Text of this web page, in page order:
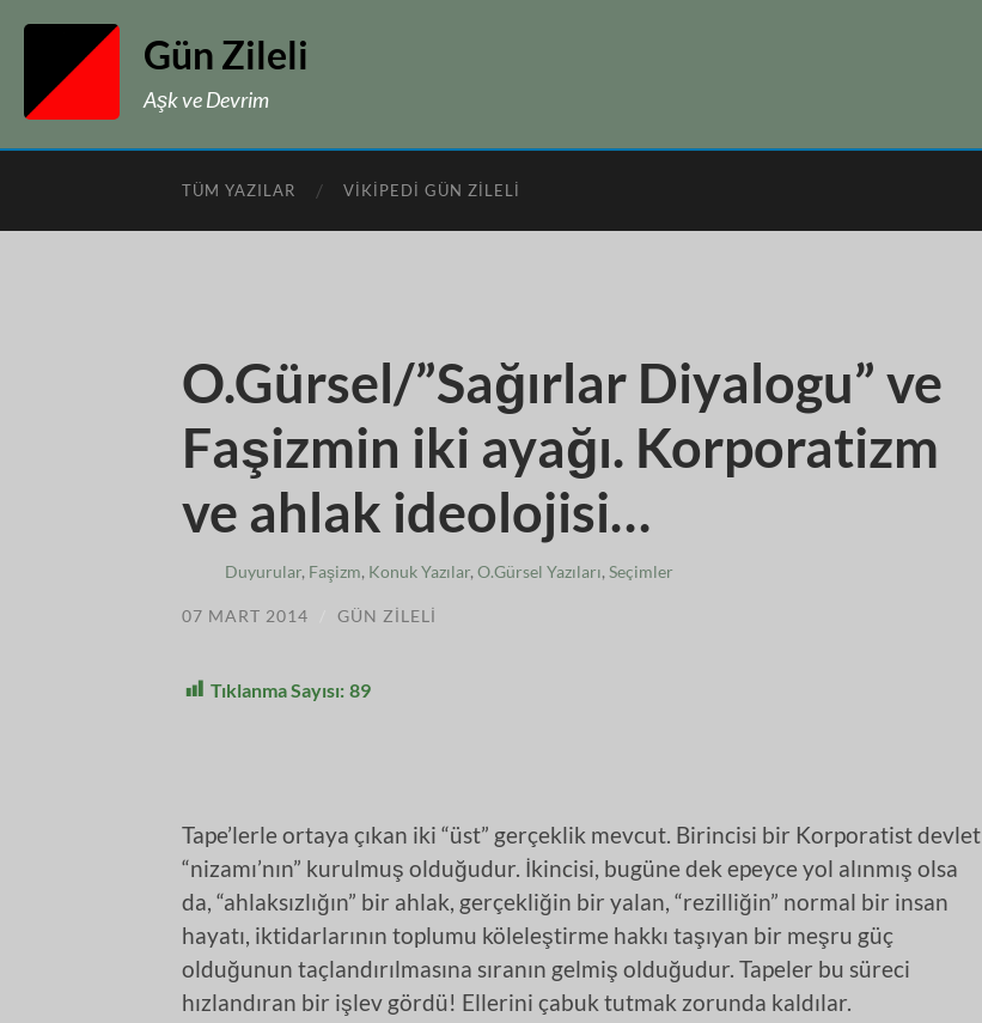
Gün Zileli
Aşk ve Devrim
TÜM YAZILAR VIKIPEDI GÜN ZILELI
O.Gürsel/”Sağırlar Diyalogu” ve
Faşizmin iki ayağı. Korporatizm
ve ahlak ideolojisi…
Duyurular, Faşizm, Konuk Yazılar, O.Gürsel Yazıları, Seçimler
07 MART 2014 GÜN ZILELI
Tıklanma Sayısı: 89
Tape’lerle ortaya çıkan iki “üst” gerçeklik mevcut. Birincisi bir Korporatist devlet
“nizamı’nın” kurulmuş olduğudur. İkincisi, bugüne dek epeyce yol alınmış olsa
da, “ahlaksızlığın” bir ahlak, gerçekliğin bir yalan, “rezilliğin” normal bir insan
hayatı, iktidarlarının toplumu köleleştirme hakkı taşıyan bir meşru güç
olduğunun taçlandırılmasına sıranın gelmiş olduğudur. Tapeler bu süreci
hızlandıran bir işlev gördü! Ellerini çabuk tutmak zorunda kaldılar.